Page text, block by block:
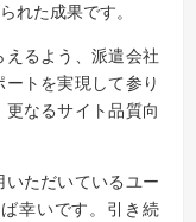
れた成果です。
るよう、派遣会社
トを実現して参り
なるサイト品質向
ただいているユー
幸いです。引き続